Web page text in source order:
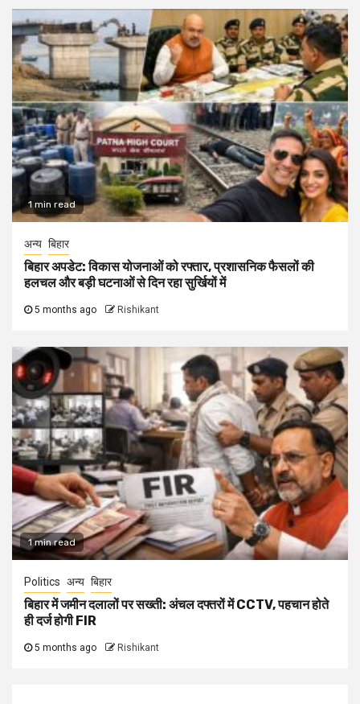
1 min read
अन्य बिहार
बिहार अपडेट: विकास योजनाओं को रफ्तार, प्रशासनिक फैसलों की
हलचल और बड़ी घटनाओं से दिन रहा सुर्खियों में
5 months ago Rishikant
1 min read
Politics अन्य बिहार
बिहार में जमीन दलालों पर सख्ती: अंचल दफ्तरों में CCTV, पहचान होते
ही दर्ज होगी FIR
5 months ago Rishikant